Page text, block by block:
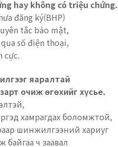
hay không có triệu chứng.
đăng ký(BHP)
tắc bảo mật,
số điện thoại,
cực.
яаралтай
очиж өгөхийг хүсье.
хамрагдах боломжтой,
шинжилгээний хариуг
байгаа ч заавал